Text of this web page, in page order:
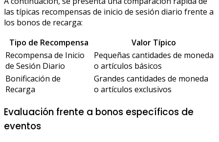
las típicas recompensas de inicio de sesión diario frente a
los bonos de recarga:
Tipo de Recompensa
Valor Típico
Recompensa de Inicio
de Sesión Diario
Pequeñas cantidades de moneda
o artículos básicos
Bonificación de
Recarga
Grandes cantidades de moneda
o artículos exclusivos
Evaluación frente a bonos específicos de
eventos